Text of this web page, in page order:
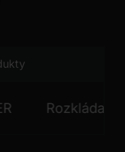
Rozkládací